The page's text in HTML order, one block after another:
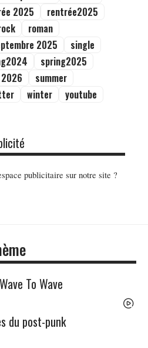
2025
rentrée2025
roman
2025
single
spring2025
summer
winter
youtube
publicitaire sur notre site ?
To Wave
du post-punk